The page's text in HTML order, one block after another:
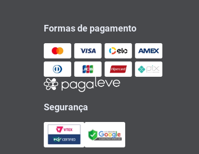
Formas de pagamento
Segurança